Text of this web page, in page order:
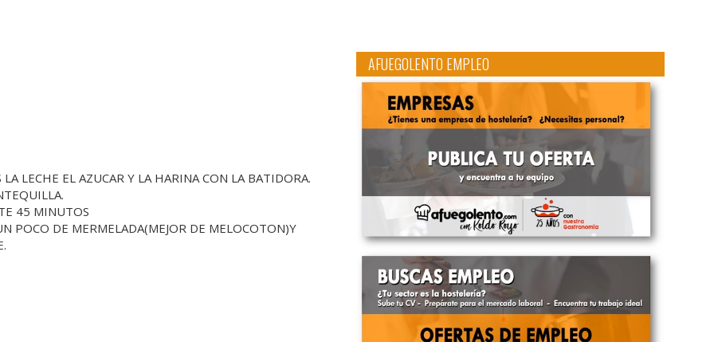
LECHE EL AZUCAR Y LA HARINA CON LA BATIDORA.
45 MINUTOS
POCO DE MERMELADA(MEJOR DE MELOCOTON)Y
AFUEGOLENTO EMPLEO